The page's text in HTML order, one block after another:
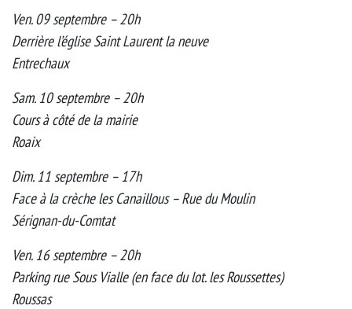
Ven. 09 septembre – 20h
Derrière l’église Saint Laurent la neuve
Entrechaux
Sam. 10 septembre – 20h
Cours à côté de la mairie
Roaix
Dim. 11 septembre – 17h
Face à la crèche les Canaillous – Rue du Moulin
Sérignan-du-Comtat
Ven. 16 septembre – 20h
Parking rue Sous Vialle (en face du lot. les Roussettes)
Roussas